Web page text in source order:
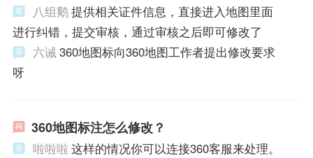
八组鹅提供相关证件信息，直接进入地图里面
进行纠错，提交审核，通过审核之后即可修改了
六诫360地图标向360地图工作者提出修改要求
呀
360地图标注怎么修改？
啦啦啦 这样的情况你可以连接360客服来处理。